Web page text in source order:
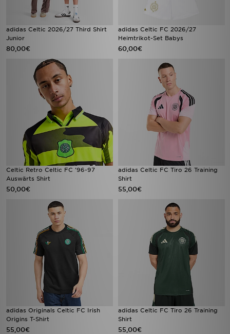
adidas Celtic 2026/27 Third Shirt
Junior
80,00€
adidas Celtic FC 2026/27
Heimtrikot-Set Babys
60,00€
Celtic Retro Celtic FC '96-97
Auswärts Shirt
50,00€
adidas Celtic FC Tiro 26 Training
Shirt
55,00€
adidas Originals Celtic FC Irish
Origins T-Shirt
55,00€
adidas Celtic FC Tiro 26 Training
Shirt
55,00€